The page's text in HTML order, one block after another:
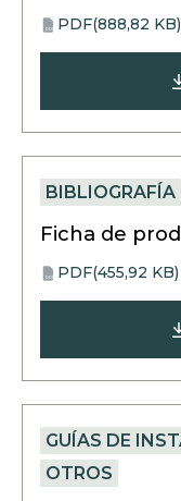
PDF PDF(888,82 KB)
opens
in
BIBLIOGRAFÍA
Ficha de
PDF PDF(455,92 KB)
opens
in
GUÍAS DE
OTROS